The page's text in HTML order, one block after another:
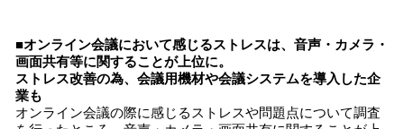
■オンライン会議において感じるストレスは、音声・カメラ・
画面共有等に関することが上位に。
ストレス改善の為、会議用機材や会議システムを導入した企
業も
オンライン会議の際に感じるストレスや問題点について調査